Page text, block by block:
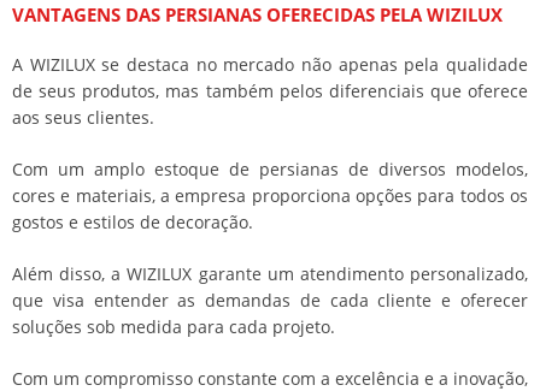
VANTAGENS DAS PERSIANAS OFERECIDAS PELA WIZILUX
A WIZILUX se destaca no mercado não apenas pela qualidade
de seus produtos, mas também pelos diferenciais que oferece
aos seus clientes.
Com um amplo estoque de persianas de diversos modelos,
cores e materiais, a empresa proporciona opções para todos os
gostos e estilos de decoração.
Além disso, a WIZILUX garante um atendimento personalizado,
que visa entender as demandas de cada cliente e oferecer
soluções sob medida para cada projeto.
Com um compromisso constante com a excelência e a inovação,